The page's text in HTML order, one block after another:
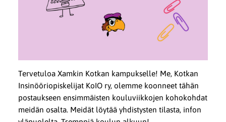
Tervetuloa Xamkin Kotkan kampukselle! Me, Kotkan
Insinööriopiskelijat KoIO ry, olemme koonneet tähän
postaukseen ensimmäisten kouluviikkojen kohokohdat
meidän osalta. Meidät löytää yhdistysten tilasta, infon